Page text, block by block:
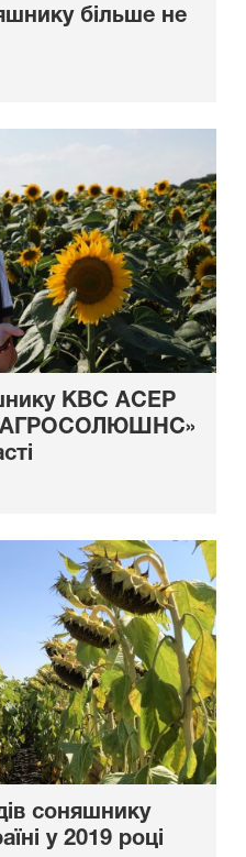
більше не
КВС АСЕР
соняшнику
у 2019 році